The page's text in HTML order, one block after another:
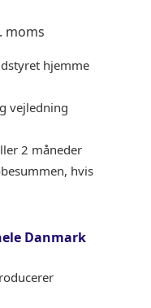
moms
hjemme
vejledning
2 måneder
hvis
Danmark